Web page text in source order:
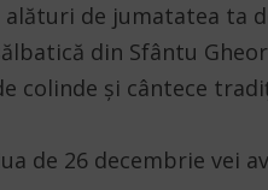
de jumatatea ta
din Sfântu
colinde și cântece
de 26 decembrie vei